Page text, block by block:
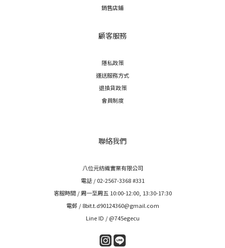
銷售店鋪
顧客服務
隱私政策
運送服務方式
退換貨政策
會員制度
聯絡我們
八位元紡織實業有限公司
電話 / 02-2567-3368 #331
客服時間 / 周一至周五 10:00-12:00, 13:30-17:30
電郵 / 8bit.t.d90124360@gmail.com
Line ID / @745egecu